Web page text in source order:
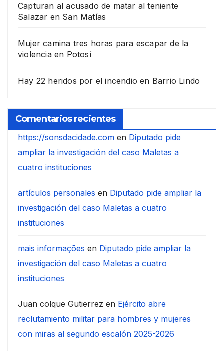
Capturan al acusado de matar al teniente
Salazar en San Matías
Mujer camina tres horas para escapar de la
violencia en Potosí
Hay 22 heridos por el incendio en Barrio Lindo
Comentarios recientes
https://sonsdacidade.com en Diputado pide
ampliar la investigación del caso Maletas a
cuatro instituciones
artículos personales en Diputado pide ampliar la
investigación del caso Maletas a cuatro
instituciones
mais informações en Diputado pide ampliar la
investigación del caso Maletas a cuatro
instituciones
Juan colque Gutierrez en Ejército abre
reclutamiento militar para hombres y mujeres
con miras al segundo escalón 2025-2026